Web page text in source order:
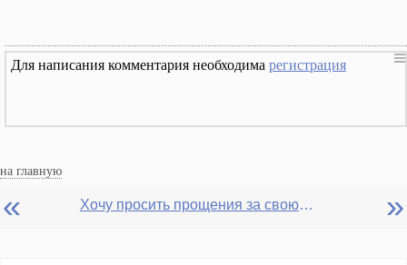
Для написания комментария необходима регистрация
на главную
« Хочу просить прощения за свою любовь, ложь и обман »